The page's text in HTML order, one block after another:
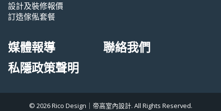
設計及裝修報價
訂造傢俬套餐
媒體報導
聯絡我們
私隱政策聲明
© 2026 Rico Design｜帝高室內設計. All Rights Reserved.